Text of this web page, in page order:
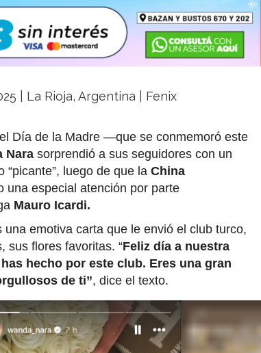
| La Rioja, Argentina | Fenix
Día de la Madre —que se conmemoró este
Nara sorprendió a sus seguidores con un
luego de que la China
una especial atención por parte
Mauro Icardi.
emotiva carta que le envió el club turco,
sus flores favoritas. “Feliz día a nuestra
hecho por este club. Eres una gran
de ti”, dice el texto.